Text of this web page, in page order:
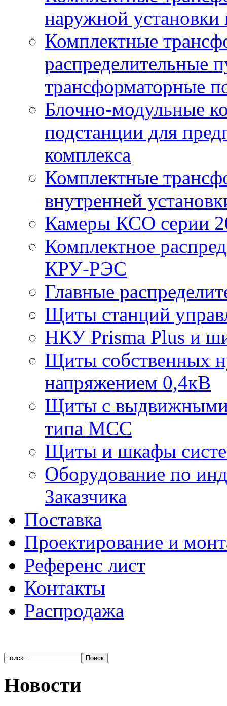
наружной установки
Комплектные
распределительные
трансформаторные
Блочно-модульные
подстанции для
комплекса
Комплектные
внутренней
Камеры КСО серии
Комплектное
КРУ-РЭС
Главные
Щиты станций
НКУ Prisma Plus и
Щиты собственных
напряжением 0,4кВ
Щиты с выдвижными
типа МСС
Щиты и шкафы
Оборудование по
Заказчика
Поставка
Проектирование и
Референс лист
Контакты
Распродажа
Новости